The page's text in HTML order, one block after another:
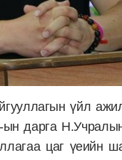
үйл
дарга
цаг үеийн